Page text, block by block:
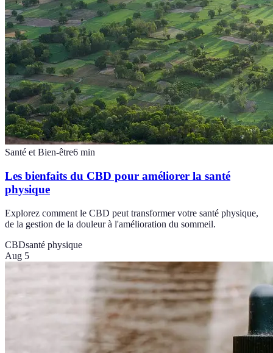
Santé et Bien-être6 min
Les bienfaits du CBD pour améliorer la santé
physique
Explorez comment le CBD peut transformer votre santé physique,
de la gestion de la douleur à l'amélioration du sommeil.
CBDsanté physique
Aug 5